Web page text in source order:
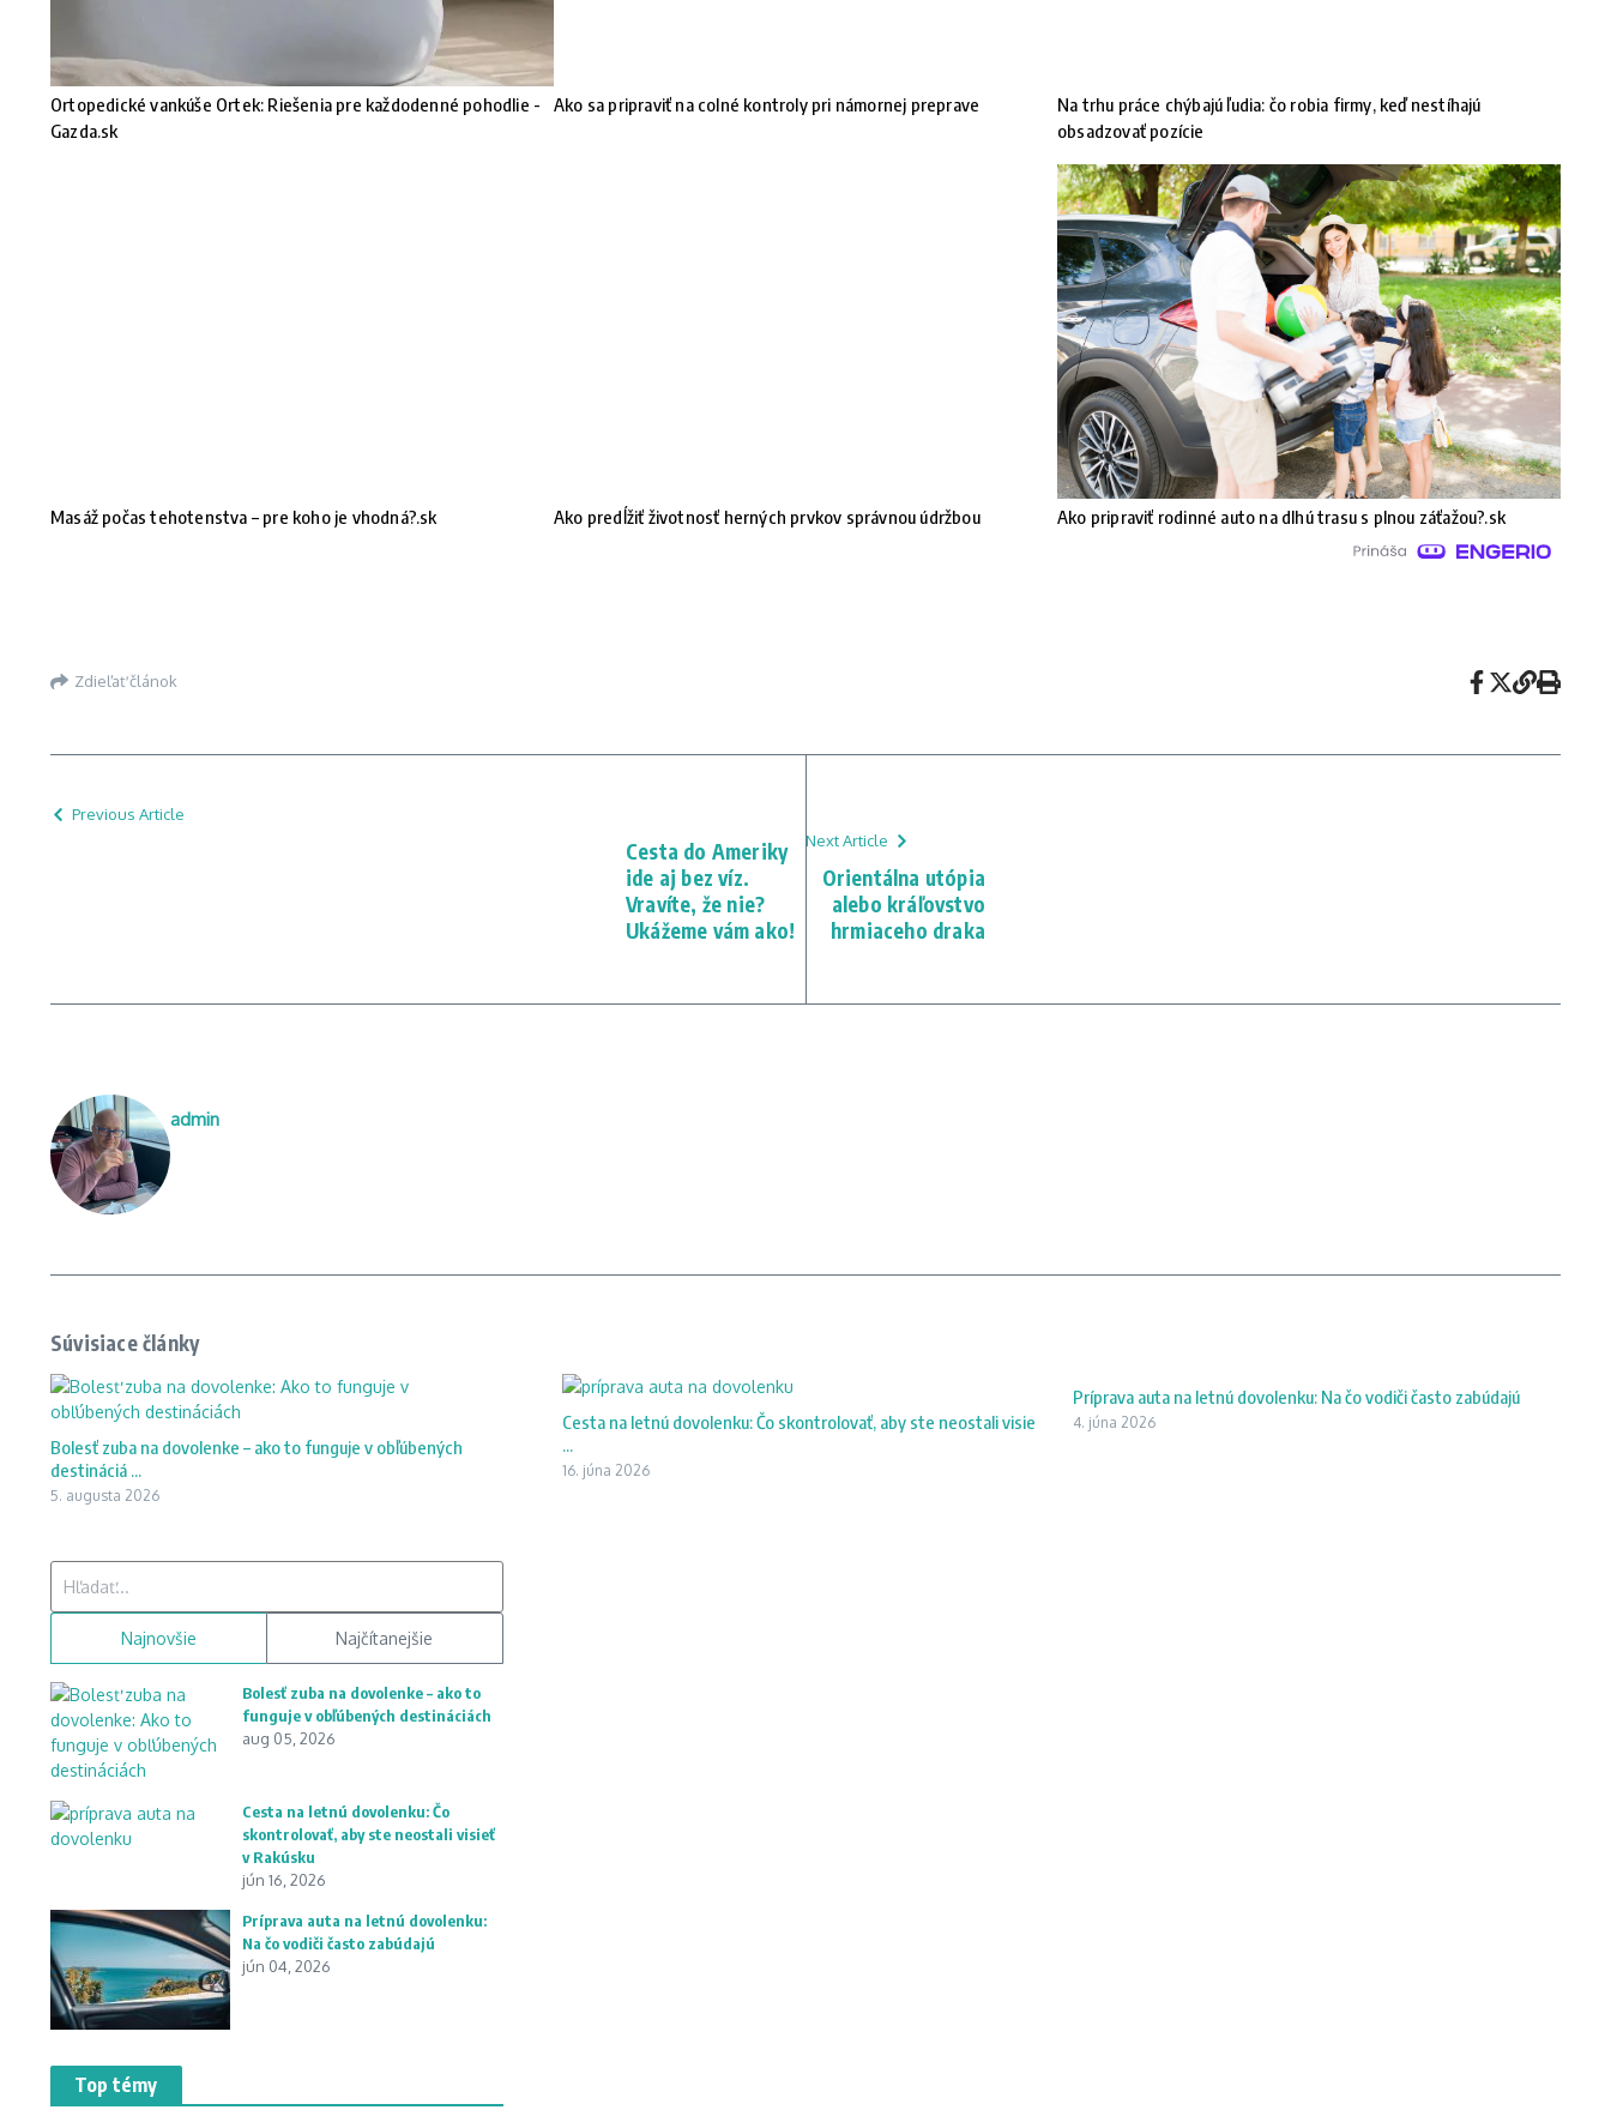
Ortopedické vankúše Ortek: Riešenia pre každodenné pohodlie -
Gazda.sk
Ako sa pripraviť na colné kontroly pri námornej preprave
Na trhu práce chýbajú ľudia: čo robia firmy, keď nestíhajú
obsadzovať pozície
Masáž počas tehotenstva – pre koho je vhodná?.sk Ako predĺžiť životnosť herných prvkov správnou údržbou Ako pripraviť rodinné auto na dlhú trasu s plnou záťažou?.sk
Zdieľať článok
Previous Article
Cesta do Ameriky
ide aj bez víz.
Vravíte, že nie?
Ukážeme vám ako!
Next Article
Orientálna utópia
alebo kráľovstvo
hrmiaceho draka
admin
Súvisiace články
Bolesť zuba na dovolenke – ako to funguje v obľúbených
destináciá ...
5. augusta 2026
Cesta na letnú dovolenku: Čo skontrolovať, aby ste neostali visie
...
16. júna 2026
Príprava auta na letnú dovolenku: Na čo vodiči často zabúdajú
4. júna 2026
Najnovšie Najčítanejšie
Bolesť zuba na dovolenke – ako to
funguje v obľúbených destináciách
aug 05, 2026
Cesta na letnú dovolenku: Čo
skontrolovať, aby ste neostali visieť
v Rakúsku
jún 16, 2026
Príprava auta na letnú dovolenku:
Na čo vodiči často zabúdajú
jún 04, 2026
Top témy